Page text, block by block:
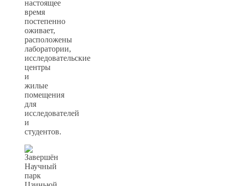
настоящее
время
постепенно
оживает,
расположены
лаборатории,
исследовательские
центры
и
жилые
помещения
для
исследователей
и
студентов.